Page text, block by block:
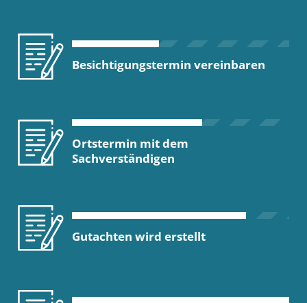
Besichtigungstermin vereinbaren
Ortstermin mit dem
Sachverständigen
Gutachten wird erstellt